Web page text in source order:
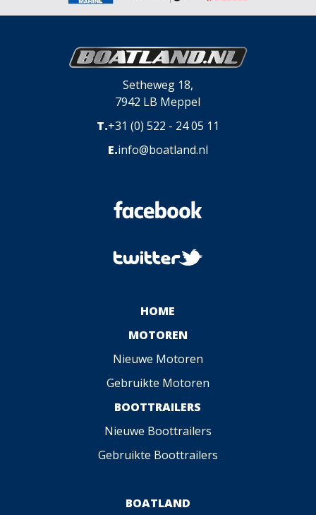
Setheweg 18,
7942 LB Meppel
T.+31 (0) 522 - 24 05 11
E.info@boatland.nl
HOME
MOTOREN
Nieuwe Motoren
Gebruikte Motoren
BOOTTRAILERS
Nieuwe Boottrailers
Gebruikte Boottrailers
BOATLAND